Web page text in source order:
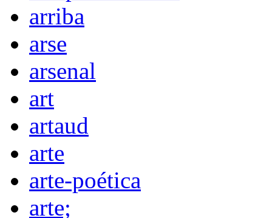
arriba
arse
arsenal
art
artaud
arte
arte-poética
arte;